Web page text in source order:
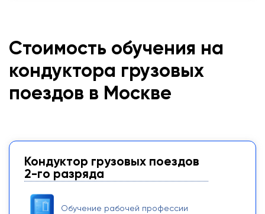
Стоимость обучения на
кондуктора грузовых
поездов в Москве
Кондуктор грузовых поездов
2-го разряда
Обучение рабочей профессии